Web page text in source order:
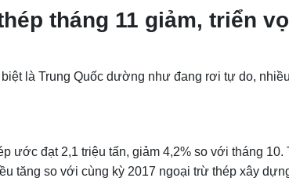
tháng 11 giảm, triển
là Trung Quốc dường như đang rơi tự do,
ước đạt 2,1 triệu tấn, giảm 4,2% so với tháng
tăng so với cùng kỳ 2017 ngoại trừ thép xây